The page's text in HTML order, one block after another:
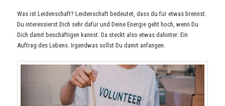
Was ist Leidenschaft? Leidenschaft bedeutet, dass du für etwas brennst.
Du interessierst Dich sehr dafür und Deine Energie geht hoch, wenn Du
Dich damit beschäftigen kannst. Da steckt also etwas dahinter: Ein
Auftrag des Lebens. Irgendwas sollst Du damit anfangen.